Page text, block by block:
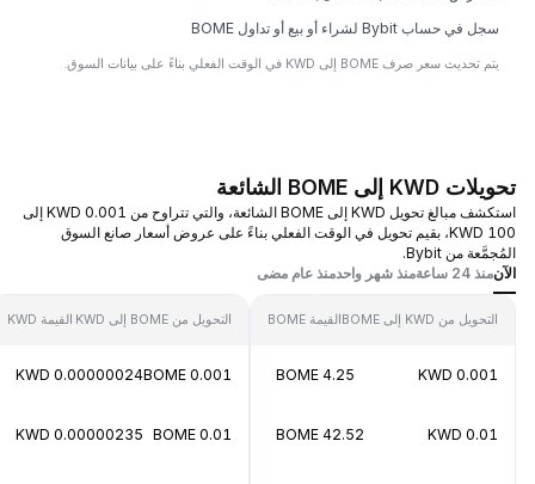
سجل في حساب Bybit لشراء أو بيع أو تداول BOME
يتم تحديث سعر صرف BOME إلى KWD في الوقت الفعلي بناءً على بيانات السوق.
تحويلات KWD إلى BOME الشائعة
استكشف مبالغ تحويل KWD إلى BOME الشائعة، والتي تتراوح من 0.001 KWD إلى
100 KWD، بقيم تحويل في الوقت الفعلي بناءً على عروض أسعار صانع السوق
المُجمَّعة من Bybit.
الآنمنذ 24 ساعة منذ شهر واحدمنذ عام مضى
التحويل من KWD إلى BOME القيمة BOME
0.001 KWD
4.25 BOME
0.01 KWD
42.52 BOME
التحويل من BOME إلى KWD القيمة KWD
0.001 BOME
0.00000024 KWD
0.01 BOME
0.00000235 KWD